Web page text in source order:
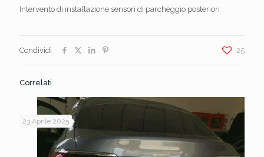
Intervento di installazione sensori di parcheggio posteriori
Condividi 25
Correlati
23 Aprile 2025